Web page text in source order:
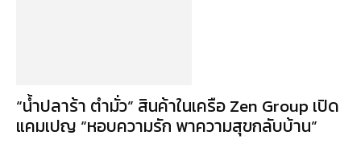
“น้ำปลาร้า ตำมั่ว” สินค้าในเครือ Zen Group เปิด
แคมเปญ “หอบความรัก พาความสุขกลับบ้าน”